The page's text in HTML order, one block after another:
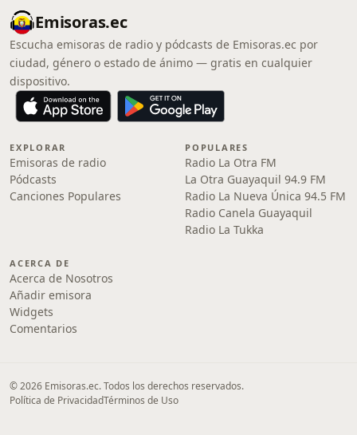
Emisoras.ec
Escucha emisoras de radio y pódcasts de Emisoras.ec por
ciudad, género o estado de ánimo — gratis en cualquier
dispositivo.
EXPLORAR
Emisoras de radio
Pódcasts
Canciones Populares
POPULARES
Radio La Otra FM
La Otra Guayaquil 94.9 FM
Radio La Nueva Única 94.5 FM
Radio Canela Guayaquil
Radio La Tukka
ACERCA DE
Acerca de Nosotros
Añadir emisora
Widgets
Comentarios
© 2026 Emisoras.ec. Todos los derechos reservados.
Política de PrivacidadTérminos de Uso